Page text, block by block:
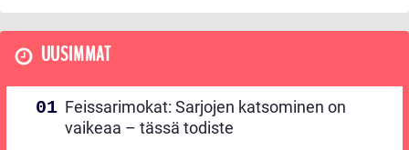
UUSIMMAT
Feissarimokat: Sarjojen katsominen on
vaikeaa – tässä todiste